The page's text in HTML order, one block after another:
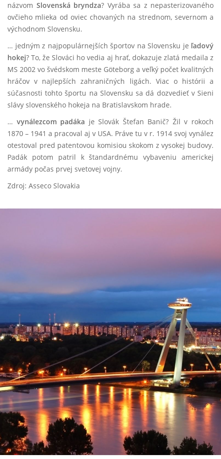
názvom Slovenská bryndza? Vyrába sa z nepasterizovaného
ovčieho mlieka od oviec chovaných na strednom, severnom a
východnom Slovensku.
… jedným z najpopulárnejších športov na Slovensku je ľadový
hokej? To, že Slováci ho vedia aj hrať, dokazuje zlatá medaila z
MS 2002 vo švédskom meste Göteborg a veľký počet kvalitných
hráčov v najlepších zahraničných ligách. Viac o histórii a
súčasnosti tohto športu na Slovensku sa dá dozvedieť v Sieni
slávy slovenského hokeja na Bratislavskom hrade.
… vynálezcom padáka je Slovák Štefan Banič? Žil v rokoch
1870 – 1941 a pracoval aj v USA. Práve tu v r. 1914 svoj vynález
otestoval pred patentovou komisiou skokom z vysokej budovy.
Padák potom patril k štandardnému vybaveniu americkej
armády počas prvej svetovej vojny.
Zdroj: Asseco Slovakia